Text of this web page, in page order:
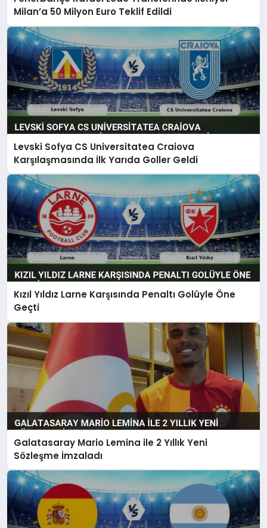
Milan’a 50 Milyon Euro Teklif Edildi
Levski Sofya CS Universitatea Craiova
Karşılaşmasında İlk Yarıda Goller Geldi
Kızıl Yıldız Larne Karşısında Penaltı Golüyle Öne
Geçti
Galatasaray Mario Lemina ile 2 Yıllık Yeni
Sözleşme İmzaladı